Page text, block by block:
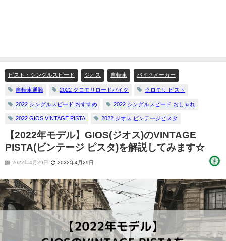
ピスト・シングルスピード ジオス 自転車 バイクメーカー
自転車通勤 2022 クロモリロードバイク クロモリ ピスト
2022 シングルスピード おすすめ 2022 シングルスピード おしゃれ
2022 GIOS VINTAGE PISTA 2022 ジオス ビンテージピスタ
【2022年モデル】GIOS(ジオス)のVINTAGE
PISTA(ビンテージ ピスタ)を解説してみます☆
2022年4月29日 2022年4月29日